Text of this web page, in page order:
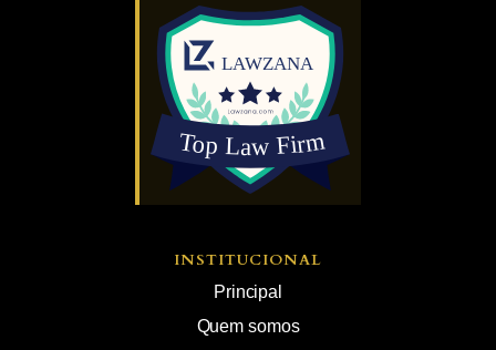
INSTITUCIONAL
Principal
Quem somos